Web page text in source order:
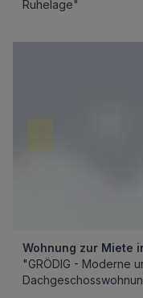
Ruhelage"
Wohnung zur Miete
"GRÖDIG - Moderne